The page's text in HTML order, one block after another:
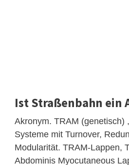
Ist Straßenbahn ein
Akronym. TRAM (genetisch)
Systeme mit Turnover,
Modularität. TRAM-Lappen,
Abdominis Myocutaneous